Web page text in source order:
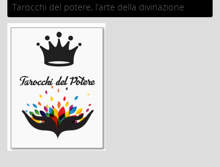
Tarocchi del potere, l’arte della divinazione